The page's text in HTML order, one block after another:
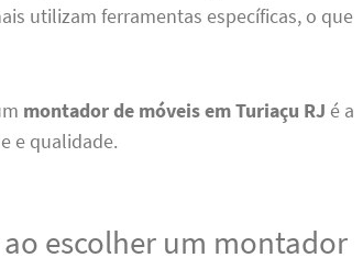
utilizam ferramentas específicas, o que
montador de móveis em Turiaçu RJ é a
e qualidade.
escolher um montador